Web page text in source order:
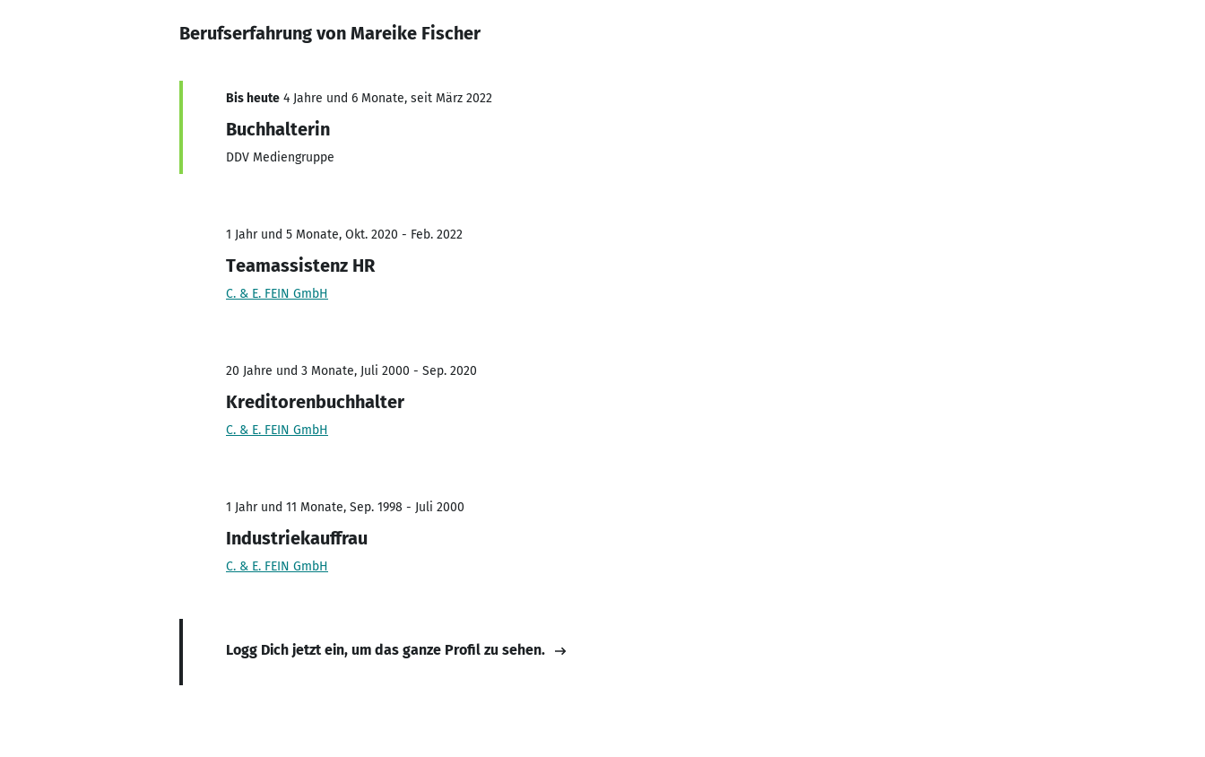
Berufserfahrung von Mareike Fischer
Bis heute 4 Jahre und 6 Monate, seit März 2022
Buchhalterin
DDV Mediengruppe
1 Jahr und 5 Monate, Okt. 2020 - Feb. 2022
Teamassistenz HR
C. & E. FEIN GmbH
20 Jahre und 3 Monate, Juli 2000 - Sep. 2020
Kreditorenbuchhalter
C. & E. FEIN GmbH
1 Jahr und 11 Monate, Sep. 1998 - Juli 2000
Industriekauffrau
C. & E. FEIN GmbH
Logg Dich jetzt ein, um das ganze Profil zu sehen.